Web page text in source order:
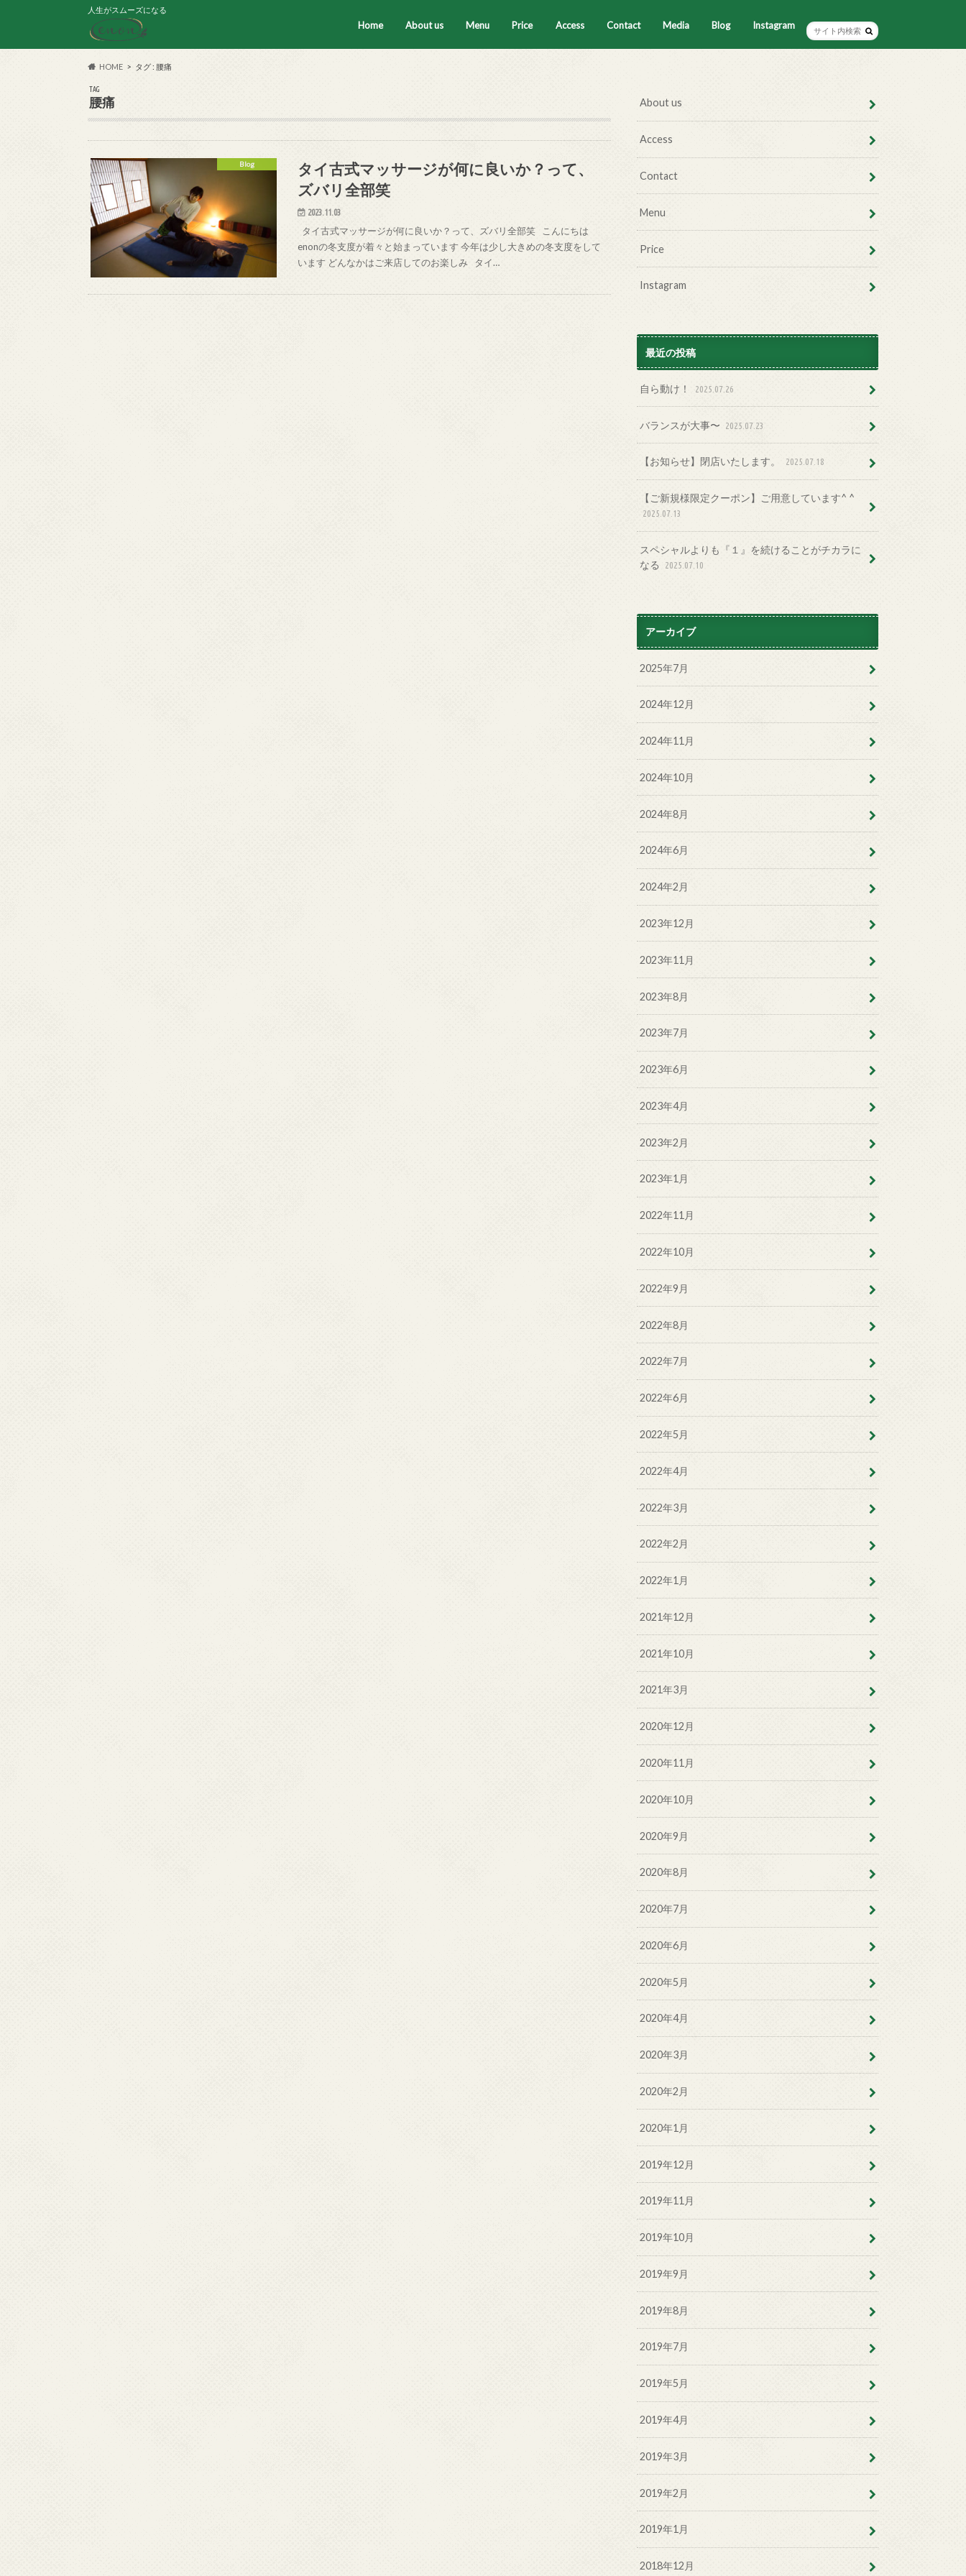
人生がスムーズになる
Home About us
セラピスト
ティートータル
Menu
腸もみ
ハーブテント
タイ古式マッサージ
ハーブボール
Price Access Contact Media Blog Instagram
HOME タグ : 腰痛
TAG
腰痛
Blog
タイ古式マッサージが何に良いか？って、
ズバリ全部笑
2023.11.03
タイ古式マッサージが何に良いか？って、ズバリ全部笑 こんにちは
enonの冬支度が着々と始まっています 今年は少し大きめの冬支度をして
います どんなかはご来店してのお楽しみ タイ…
About us
Access
Contact
Menu
Price
Instagram
最近の投稿
自ら動け！ 2025.07.26
バランスが大事〜 2025.07.23
【お知らせ】閉店いたします。 2025.07.18
【ご新規様限定クーポン】ご用意しています^ ^
2025.07.13
スペシャルよりも『１』を続けることがチカラに
なる
2025.07.10
アーカイブ
2025年7月
2024年12月
2024年11月
2024年10月
2024年8月
2024年6月
2024年2月
2023年12月
2023年11月
2023年8月
2023年7月
2023年6月
2023年4月
2023年2月
2023年1月
2022年11月
2022年10月
2022年9月
2022年8月
2022年7月
2022年6月
2022年5月
2022年4月
2022年3月
2022年2月
2022年1月
2021年12月
2021年10月
2021年3月
2020年12月
2020年11月
2020年10月
2020年9月
2020年8月
2020年7月
2020年6月
2020年5月
2020年4月
2020年3月
2020年2月
2020年1月
2019年12月
2019年11月
2019年10月
2019年9月
2019年8月
2019年7月
2019年5月
2019年4月
2019年3月
2019年2月
2019年1月
2018年12月